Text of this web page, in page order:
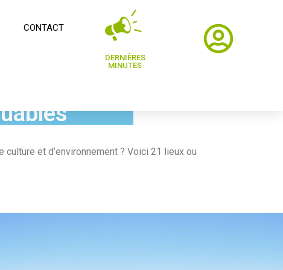
CONTACT
DERNIÈRES
MINUTES
et d’environnement ? Voici 21 lieux ou